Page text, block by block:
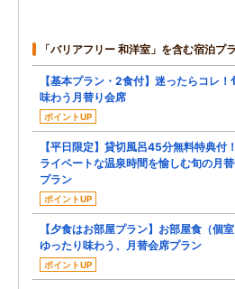
「バリアフリー 和洋室」を含む宿泊プ
【基本プラン・2食付】迷ったらコレ！
味わう月替り会席
ポイントUP
【平日限定】貸切風呂45分無料特典付
ライベートな温泉時間を愉しむ旬の月
プラン
ポイントUP
【夕食はお部屋プラン】お部屋食（個
ゆったり味わう、月替会席プラン
ポイントUP